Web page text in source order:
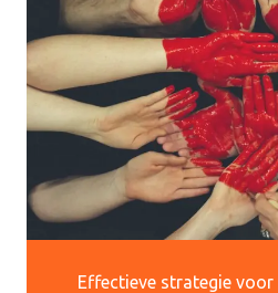
Effectieve strategie